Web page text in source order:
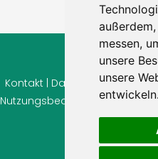
messen,
unsere
unsere
entwickeln.
© 2026
Kontakt Datenschutz|
Nutzungsbedingungen|